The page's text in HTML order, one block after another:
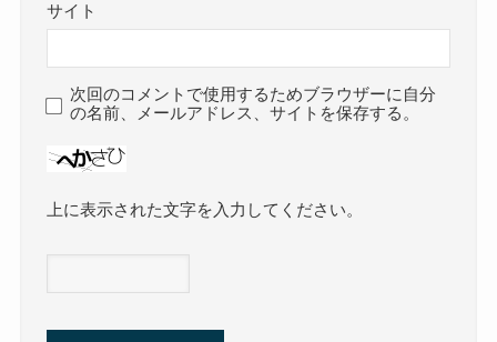
サイト
次回のコメントで使用するためブラウザーに自分
の名前、メールアドレス、サイトを保存する。
上に表示された文字を入力してください。